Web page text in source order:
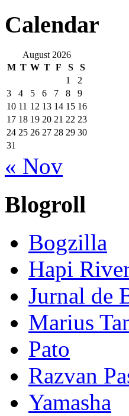
Calendar
August 2026
M T W T F S
S
1
2
3
4 5 6 7 8
9
10 11 12 13 14 15 16
17 18 19 20 21 22 23
24 25 26 27 28 29 30
31
« Nov
Blogroll
Bogzilla
Hapi
Jurnal de
Marius
Pato
Razvan
Yamasha